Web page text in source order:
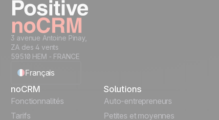
3 avenue Antoine Pinay,
ZA des 4 vents
59510 HEM - FRANCE
Français
English
noCRM
Fonctionnalités
Tarifs
Solutions
Auto-entrepreneurs
Petites et moyennes